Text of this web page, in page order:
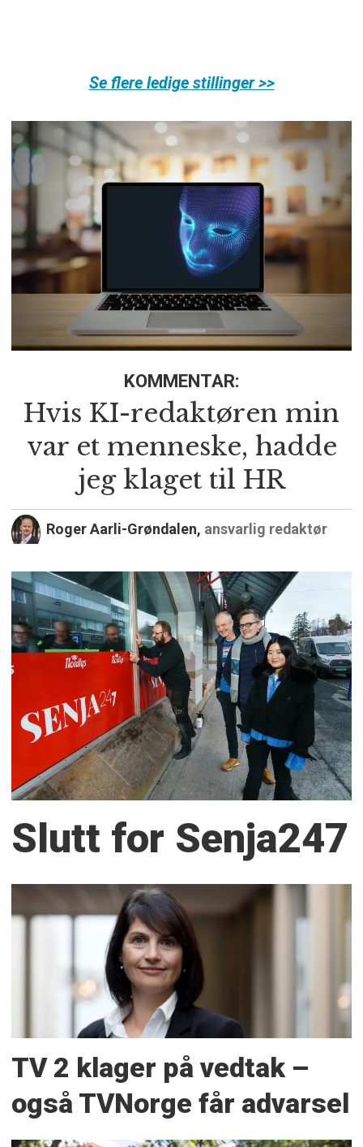
Se flere ledige stillinger >>
KOMMENTAR:
Hvis KI-redaktøren min
var et menneske, hadde
jeg klaget til HR
Roger Aarli-Grøndalen, ansvarlig redaktør
Slutt for Senja247
TV 2 klager på vedtak –
også TVNorge får advarsel